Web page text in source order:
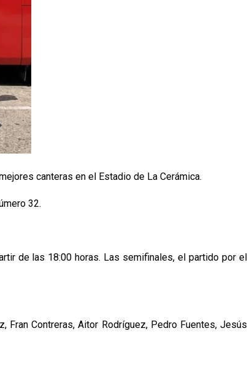
canteras en el Estadio de La Cerámica.
32.
de las 18:00 horas. Las semifinales, el partido por el
Fran Contreras, Aitor Rodríguez, Pedro Fuentes, Jesús